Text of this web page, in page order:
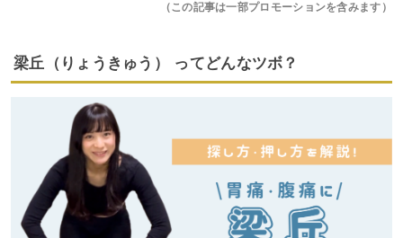
（この記事は一部プロモーションを含みます）
梁丘（りょうきゅう） ってどんなツボ？